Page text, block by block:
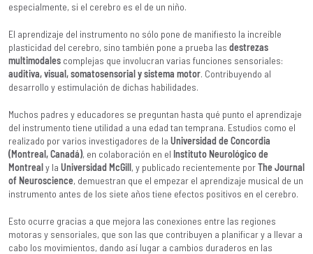
especialmente, si el cerebro es el de un niño.
El aprendizaje del instrumento no sólo pone de manifiesto la increíble
plasticidad del cerebro, sino también pone a prueba las destrezas
multimodales complejas que involucran varias funciones sensoriales:
auditiva, visual, somatosensorial y sistema motor. Contribuyendo al
desarrollo y estimulación de dichas habilidades.
Muchos padres y educadores se preguntan hasta qué punto el aprendizaje
del instrumento tiene utilidad a una edad tan temprana. Estudios como el
realizado por varios investigadores de la Universidad de Concordia
(Montreal, Canadá), en colaboración en el Instituto Neurológico de
Montrealy la Universidad McGill, y publicado recientemente porThe Journal
of Neuroscience, demuestran que el empezar el aprendizaje musical de un
instrumento antes de los siete años tiene efectos positivos en el cerebro.
Esto ocurre gracias a que mejora las conexiones entre las regiones
motoras y sensoriales, que son las que contribuyen a planificar y a llevar a
cabo los movimientos, dando así lugar a cambios duraderos en las